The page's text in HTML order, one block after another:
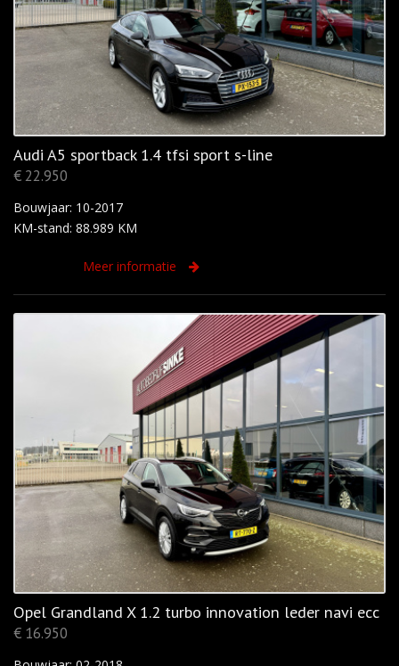
Audi A5 sportback 1.4 tfsi sport s-line
€ 22.950
Bouwjaar: 10-2017
KM-stand: 88.989 KM
Meer informatie
Opel Grandland X 1.2 turbo innovation leder navi ecc
€ 16.950